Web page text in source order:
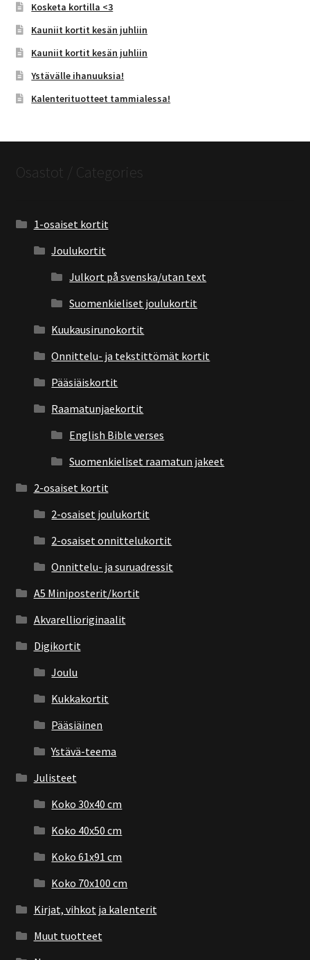
Kosketa kortilla <3
Kauniit kortit kesän juhliin
Kauniit kortit kesän juhliin
Ystävälle ihanuuksia!
Kalenterituotteet tammialessa!
Osastot / Categories
1-osaiset kortit
Joulukortit
Julkort på svenska/utan text
Suomenkieliset joulukortit
Kuukausirunokortit
Onnittelu- ja tekstittömät kortit
Pääsiäiskortit
Raamatunjaekortit
English Bible verses
Suomenkieliset raamatun jakeet
2-osaiset kortit
2-osaiset joulukortit
2-osaiset onnittelukortit
Onnittelu- ja suruadressit
A5 Miniposterit/kortit
Akvarellioriginaalit
Digikortit
Joulu
Kukkakortit
Pääsiäinen
Ystävä-teema
Julisteet
Koko 30x40 cm
Koko 40x50 cm
Koko 61x91 cm
Koko 70x100 cm
Kirjat, vihkot ja kalenterit
Muut tuotteet